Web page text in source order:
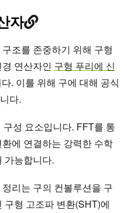
자
조를 존중하기 위해 구형
연산자인 구형 푸리에 신
. 이를 위해 구에 대해 공식
다.
성 요소입니다. FFT를 통
에 연결하는 강력한 수학
가능합니다.
리는 구의 컨볼루션을 구
형 고조파 변환(SHT)에